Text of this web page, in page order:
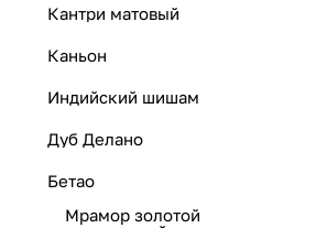
Кантри матовый
Каньон
Индийский шишам
Дуб Делано
Бетао
Мрамор золотой